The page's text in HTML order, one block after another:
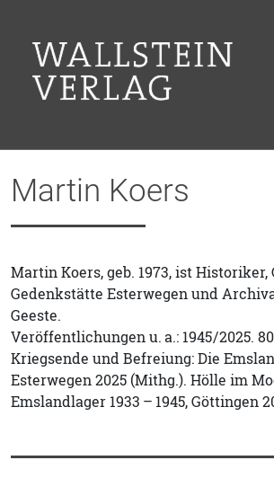
Martin Koers
Martin Koers, geb. 1973, ist Historiker,
Gedenkstätte Esterwegen und
Geeste.
Veröffentlichungen u. a.: 1945 / 2025.
Kriegsende und ­Befreiung: Die
Esterwegen 2025 (Mithg.). Hölle im
Emslandlager 1933 – 1945, Göttingen